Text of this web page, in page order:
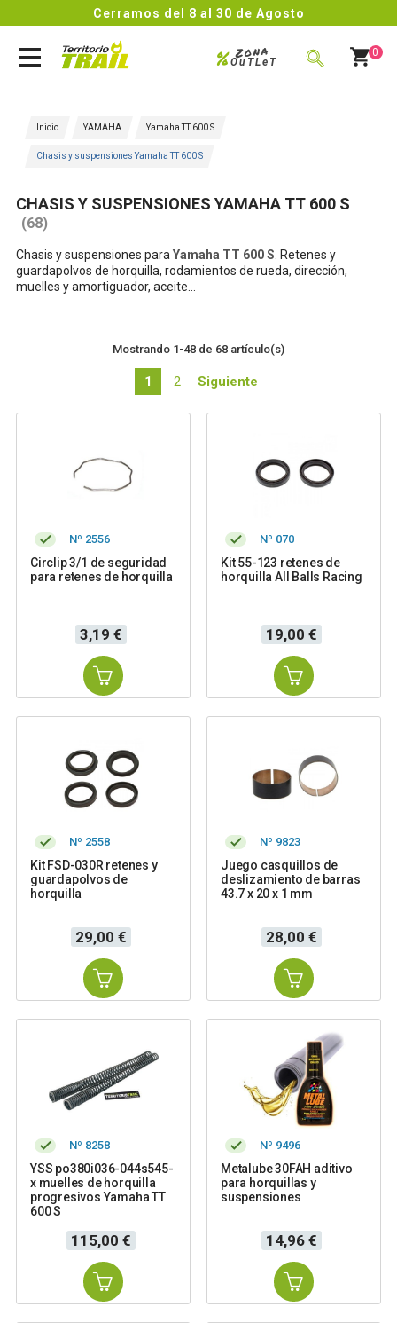
Cerramos del 8 al 30 de Agosto
Zona
%OuTLeT
0
Inicio YAMAHA Yamaha TT 600 S
Chasis y suspensiones Yamaha TT 600 S
CHASIS Y SUSPENSIONES YAMAHA TT 600 S
(68)
Chasis y suspensiones para Yamaha TT 600 S . Retenes y
guardapolvos de horquilla, rodamientos de rueda, dirección,
muelles y amortiguador, aceite...
Mostrando 1-48 de 68 artículo(s)
1 2 Siguiente
Nº 2556
Circlip 3/1 de seguridad
para retenes de horquilla
Precio
3,19 €
Nº 070
Kit 55-123 retenes de
horquilla All Balls Racing
Precio
19,00 €
Nº 2558
Kit FSD-030R retenes y
guardapolvos de
horquilla
Precio
29,00 €
Nº 9823
Juego casquillos de
deslizamiento de barras
43.7 x 20 x 1 mm
Precio
28,00 €
Nº 8258
YSS po380i036-044s545-
x muelles de horquilla
progresivos Yamaha TT
600 S
Precio
115,00 €
Nº 9496
Metalube 30FAH aditivo
para horquillas y
suspensiones
Precio
14,96 €